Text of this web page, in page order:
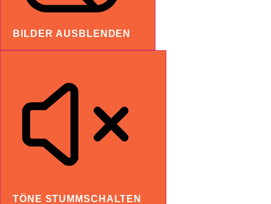
BILDER AUSBLENDEN
TÖNE STUMMSCHALTEN